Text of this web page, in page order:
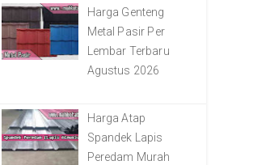
Harga Genteng
Metal Pasir Per
Lembar Terbaru
Agustus 2026
Harga Atap
Spandek Lapis
Peredam Murah